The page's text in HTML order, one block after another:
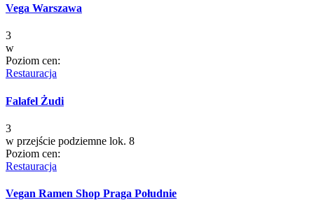
Vega Warszawa
3
w
Poziom cen:
Restauracja
Falafel Żudi
3
w przejście podziemne lok. 8
Poziom cen:
Restauracja
Vegan Ramen Shop Praga Południe